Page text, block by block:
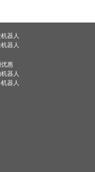
器人
器人
惠
器人
器人